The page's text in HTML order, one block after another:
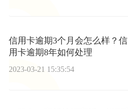
信用卡逾期3个月会怎么样？信
用卡逾期8年如何处理
2023-03-21 15:35:54